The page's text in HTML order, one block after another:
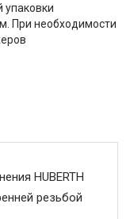
упаковки
При необходимости
HUBERTH
резьбой